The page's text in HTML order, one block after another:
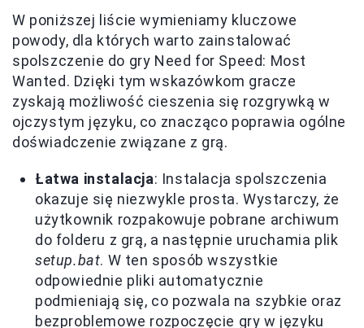
W poniższej liście wymieniamy kluczowe
powody, dla których warto zainstalować
spolszczenie do gry Need for Speed: Most
Wanted. Dzięki tym wskazówkom gracze
zyskają możliwość cieszenia się rozgrywką w
ojczystym języku, co znacząco poprawia ogólne
doświadczenie związane z grą.
Łatwa instalacja: Instalacja spolszczenia
okazuje się niezwykle prosta. Wystarczy, że
użytkownik rozpakowuje pobrane archiwum
do folderu z grą, a następnie uruchamia plik
setup.bat. W ten sposób wszystkie
odpowiednie pliki automatycznie
podmieniają się, co pozwala na szybkie oraz
bezproblemowe rozpoczęcie gry w języku